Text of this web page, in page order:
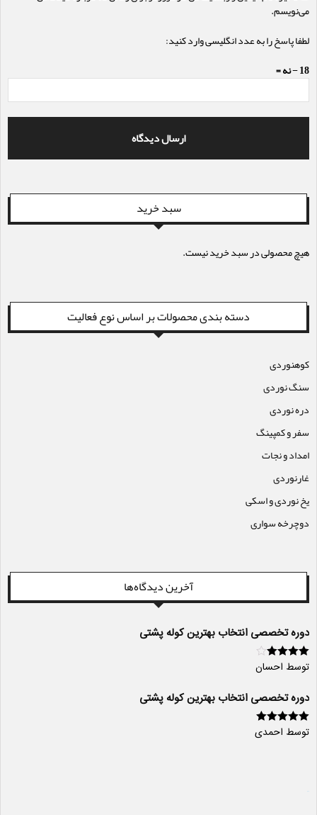
می‌نویسم.
لطفا پاسخ را به عدد انگلیسی وارد کنید:
18 − نه =
سبد خرید
هیچ محصولی در سبد خرید نیست.
دسته بندی محصولات بر اساس نوع فعالیت
کوهنوردی
سنگ نوردی
دره نوردی
سفر و کمپینگ
امداد و نجات
غارنوردی
یخ نوردی و اسکی
دوچرخه سواری
آخرین دیدگاه‌ها
دوره تخصصی انتخاب بهترین کوله پشتی
امتیاز 4از
توسط احسان
دوره تخصصی انتخاب بهترین کوله پشتی
امتیاز 5از 5
توسط احمدی